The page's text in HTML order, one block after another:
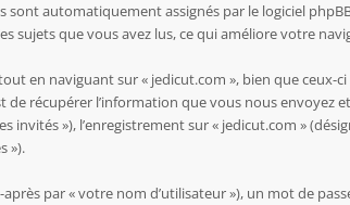
automatiquement assignés par le logiciel
sujets que vous avez lus, ce qui améliore votre
en naviguant sur « jedicut.com », bien que
récupérer l’information que vous nous envoyez
invités »), l’enregistrement sur « jedicut.com »
»).
par « votre nom d’utilisateur »), un mot de